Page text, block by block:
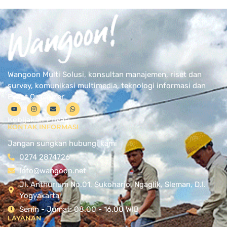
Wangoon Multi Solusi, konsultan manajemen, riset dan
survey, komunikasi multimedia, teknologi informasi dan
Event Organizer
Kebijakan Privasi
KONTAK INFORMASI
Jangan sungkan hubungi kami
0274 2874726
Info@wangoon.net
Jl. Anthurium No.01, Sukoharjo, Ngaglik, Sleman, D.I.
Yogyakarta
Senin - Jumat: 08.00 - 16.00 WIB
LAYANAN